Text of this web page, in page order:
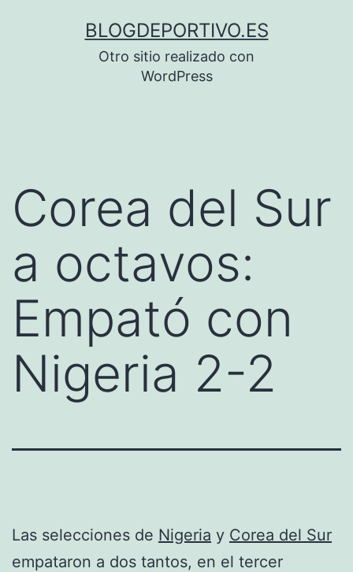
BLOGDEPORTIVO.ES
Otro sitio realizado con
WordPress
Corea del Sur
a octavos:
Empató con
Nigeria 2-2
Las selecciones de Nigeria y Corea del Sur
empataron a dos tantos, en el tercer